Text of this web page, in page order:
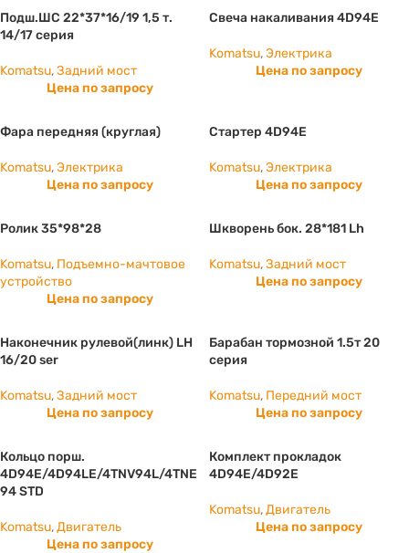
Подш.ШС 22*37*16/19 1,5 т.
14/17 серия
Komatsu,Задний мост
Цена по запросу
Свеча накаливания 4D94E
Komatsu,Электрика
Цена по запросу
Фара передняя (круглая)
Komatsu,Электрика
Цена по запросу
Стартер 4D94E
Komatsu,Электрика
Цена по запросу
Ролик 35*98*28
Komatsu, Подъемно-мачтовое
устройство
Цена по запросу
Шкворень бок. 28*181 Lh
Komatsu,Задний мост
Цена по запросу
Наконечник рулевой(линк) LH
16/20 ser
Komatsu,Задний мост
Цена по запросу
Барабан тормозной 1.5т 20
серия
Komatsu, Передний мост
Цена по запросу
Кольцо порш.
4D94E/4D94LE/4TNV94L/4TNE
94 STD
Komatsu,Двигатель
Цена по запросу
Комплект прокладок
4D94E/4D92E
Komatsu,Двигатель
Цена по запросу